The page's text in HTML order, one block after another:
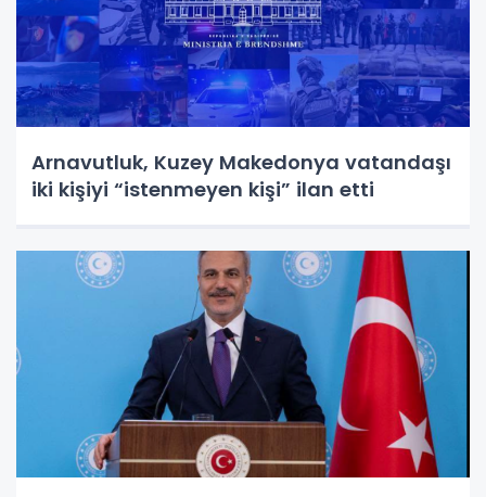
Arnavutluk, Kuzey Makedonya vatandaşı
iki kişiyi “istenmeyen kişi” ilan etti